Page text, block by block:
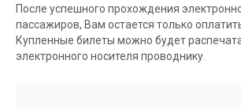
После успешного прохождения
пассажиров, Вам остается только
Купленные билеты можно будет
электронного носителя проводнику.